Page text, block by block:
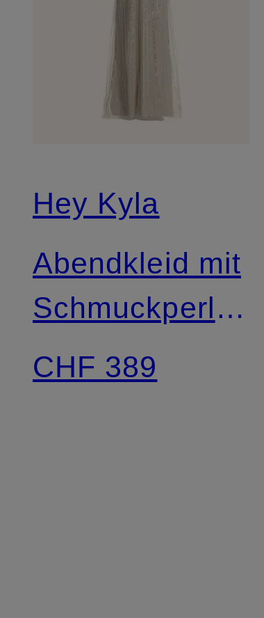
Hey Kyla
Abendkleid mit
Schmuckperlen
und Pailletten
CHF 389